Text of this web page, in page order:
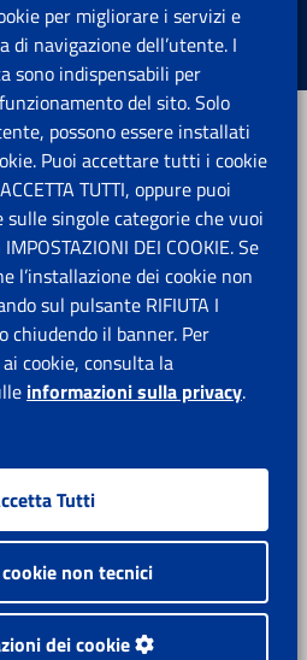
Previdenza Sociale.
riservati.
per migliorare i servizi e
di navigazione dell’utente. I
sono indispensabili per
del sito. Solo
possono essere installati
Puoi accettare tutti i cookie
TUTTI, oppure puoi
singole categorie che vuoi
DEI COOKIE. Se
l’installazione dei cookie non
sul pulsante RIFIUTA I
chiudendo il banner. Per
cookie, consulta la
informazioni sulla privacy.
Tutti
non tecnici
dei cookie